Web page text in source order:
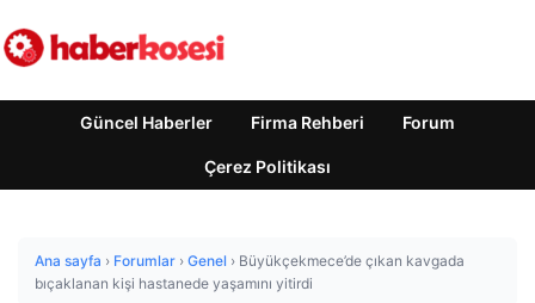
Güncel Haberler Firma Rehberi Forum
Çerez Politikası
Ana sayfa › Forumlar › Genel › Büyükçekmece’de çıkan kavgada
bıçaklanan kişi hastanede yaşamını yitirdi